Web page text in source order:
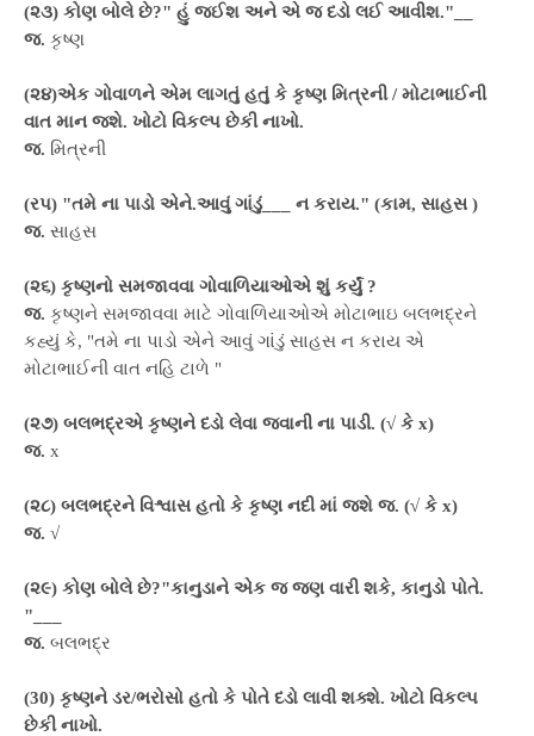
(૨૩) કોણ બોલે છે?" હું જઈશ અને એ જ દડો લઈ આવીશ."__
જ. કૃષ્ણ
(૨૪)એક ગોવાળને એમ લાગતું હતું કે કૃષ્ણ મિત્રની / મોટાભાઈની
વાત માન જશે. ખોટો વિકલ્પ છેકી નાખો.
જ. મિત્રની
(રપ) "તમે ના પાડો એને.આવું ગાંડું___ ન કરાય." (કામ, સાહસ )
જ. સાહસ
(૨૬) કૃષ્ણનો સમજાવવા ગોવાળિયાઓએ શું કર્યું ?
જ. કૃષ્ણને સમજાવવા માટે ગોવાળિયાઓએ મોટાભાઇ બલભદ્રને
કહ્યું કે, "તમે ના પાડો એને આવું ગાંડું સાહસ ન કરાય એ
મોટાભાઈની વાત નહિ ટાળે "
(૨૭) બલભદ્રએ કૃષ્ણને દડો લેવા જવાની ના પાડી. (√ કે x)
જ. x
(૨૮) બલભદ્રને વિશ્વાસ હતો કે કૃષ્ણ નદી માં જશે જ. (√ કે x)
જ. √
(૨૯) કોણ બોલે છે?"કાનુડાને એક જ જણ વારી શકે, કાનુડો પોતે.
"___
જ. બલભદ્ર
(30) કૃષ્ણને ડર/ભરોસો હતો કે પોતે દડો લાવી શક્શે. ખોટો વિકલ્પ
છેકી નાખો.